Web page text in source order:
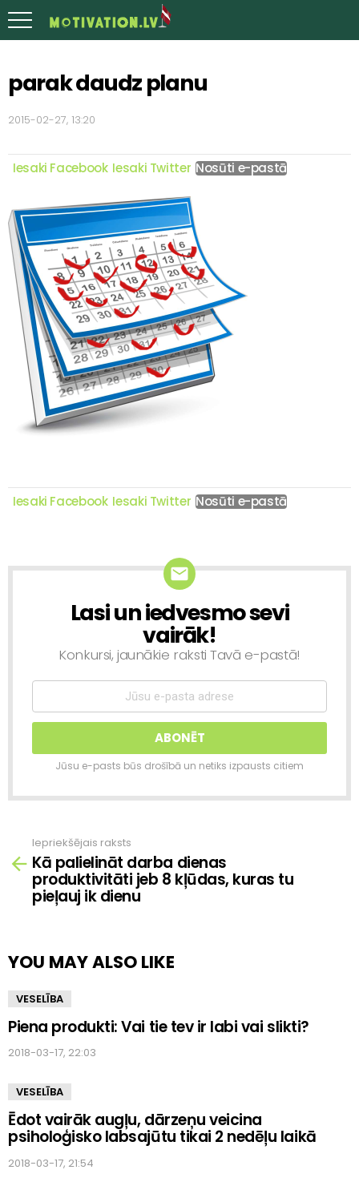
parak daudz planu
2015-02-27, 13:20
Iesaki Facebook Iesaki Twitter Nosūti e-pastā
Iesaki Facebook Iesaki Twitter Nosūti e-pastā
NEWSLETTER
Lasi un iedvesmo sevi
vairāk!
Konkursi, jaunākie raksti Tavā e-pastā!
Jūsu e-pasts būs drošībā un netiks izpausts citiem
Skatīt
vairāk
Iepriekšējais raksts
Kā palielināt darba dienas
produktivitāti jeb 8 kļūdas, kuras tu
pieļauj ik dienu
YOU MAY ALSO LIKE
VESELĪBA
Piena produkti: Vai tie tev ir labi vai slikti?
2018-03-17, 22:03
VESELĪBA
Ēdot vairāk augļu, dārzeņu veicina
psiholoģisko labsajūtu tikai 2 nedēļu laikā
2018-03-17, 21:54